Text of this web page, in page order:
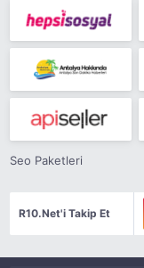
Seo Paketleri
R10.Net'i Takip Et